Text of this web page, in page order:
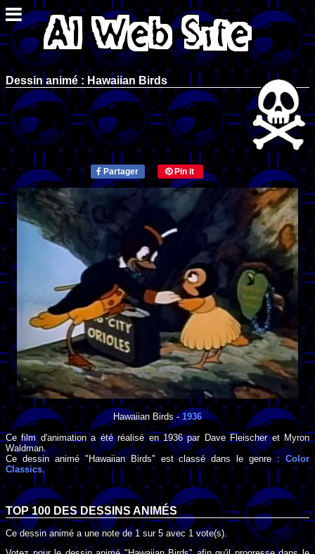
Dessin animé : Hawaiian Birds
Partager Pin it
Hawaiian Birds- 1936
Ce film d'animation a été réalisé en 1936par Dave Fleischeret Myron
Waldman.
Ce dessin animé "Hawaiian Birds" est classé dans le genre : Color
Classics.
TOP 100 DESDESSINS ANIMÉS
Ce dessin animé a une note de 1sur 5 avec1 vote(s).